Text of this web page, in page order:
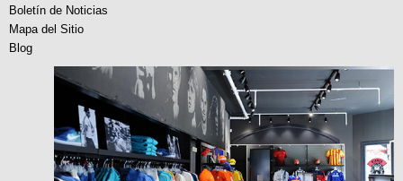
Boletín de Noticias
Mapa del Sitio
Blog